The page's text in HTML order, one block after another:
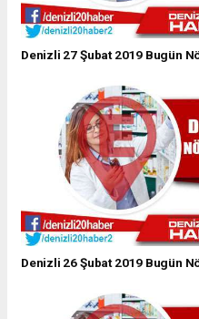
Denizli 27 Şubat 2019 Bugün
Denizli 26 Şubat 2019 Bugün